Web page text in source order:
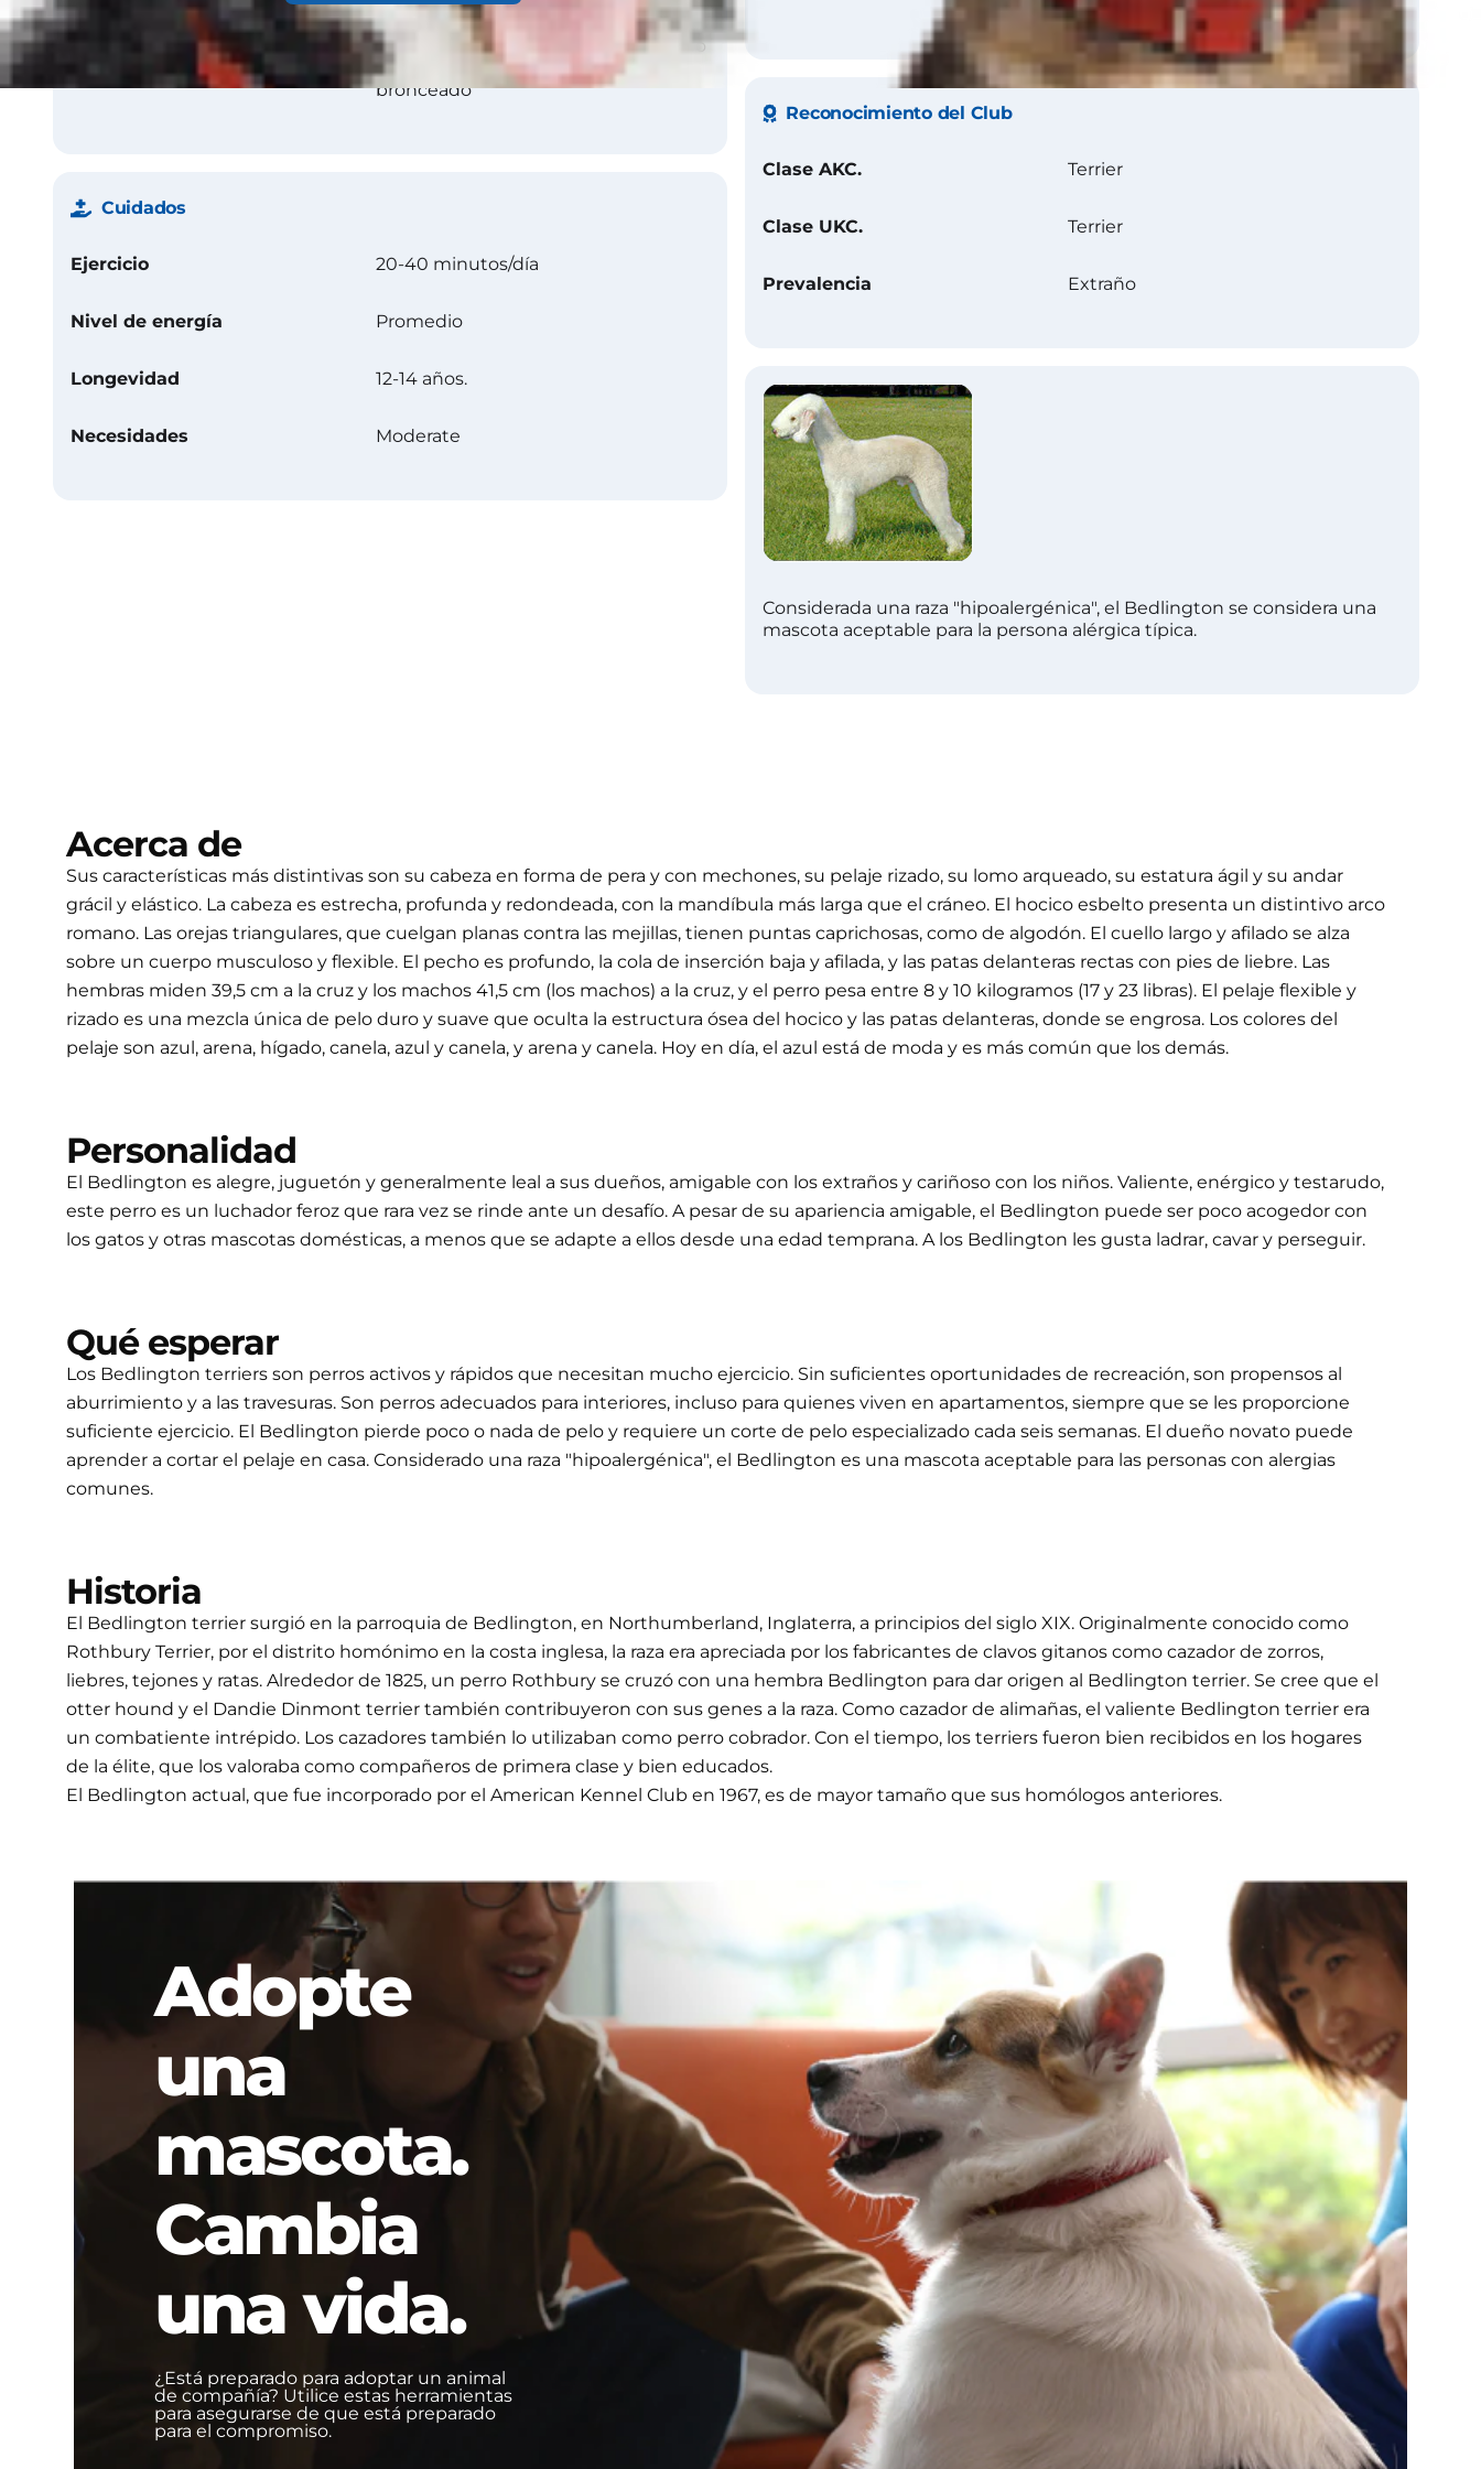
Azul con o sin bronceado, arena con o
sin bronceado, hígado con o sin
bronceado
Cuidados
Ejercicio 20-40 minutos/día
Nivel de energía Promedio
Longevidad 12-14 años.
Necesidades Moderate
Reconocimiento del Club
Clase AKC. Terrier
Clase UKC. Terrier
Prevalencia Extraño
Considerada una raza "hipoalergénica", el Bedlington se considera una
mascota aceptable para la persona alérgica típica.
Acerca de
Sus características más distintivas son su cabeza en forma de pera y con mechones, su pelaje rizado, su lomo arqueado, su estatura ágil y su andar
grácil y elástico. La cabeza es estrecha, profunda y redondeada, con la mandíbula más larga que el cráneo. El hocico esbelto presenta un distintivo arco
romano. Las orejas triangulares, que cuelgan planas contra las mejillas, tienen puntas caprichosas, como de algodón. El cuello largo y afilado se alza
sobre un cuerpo musculoso y flexible. El pecho es profundo, la cola de inserción baja y afilada, y las patas delanteras rectas con pies de liebre. Las
hembras miden 39,5 cm a la cruz y los machos 41,5 cm (los machos) a la cruz, y el perro pesa entre 8 y 10 kilogramos (17 y 23 libras). El pelaje flexible y
rizado es una mezcla única de pelo duro y suave que oculta la estructura ósea del hocico y las patas delanteras, donde se engrosa. Los colores del
pelaje son azul, arena, hígado, canela, azul y canela, y arena y canela. Hoy en día, el azul está de moda y es más común que los demás.
Personalidad
El Bedlington es alegre, juguetón y generalmente leal a sus dueños, amigable con los extraños y cariñoso con los niños. Valiente, enérgico y testarudo,
este perro es un luchador feroz que rara vez se rinde ante un desafío. A pesar de su apariencia amigable, el Bedlington puede ser poco acogedor con
los gatos y otras mascotas domésticas, a menos que se adapte a ellos desde una edad temprana. A los Bedlington les gusta ladrar, cavar y perseguir.
Qué esperar
Los Bedlington terriers son perros activos y rápidos que necesitan mucho ejercicio. Sin suficientes oportunidades de recreación, son propensos al
aburrimiento y a las travesuras. Son perros adecuados para interiores, incluso para quienes viven en apartamentos, siempre que se les proporcione
suficiente ejercicio. El Bedlington pierde poco o nada de pelo y requiere un corte de pelo especializado cada seis semanas. El dueño novato puede
aprender a cortar el pelaje en casa. Considerado una raza "hipoalergénica", el Bedlington es una mascota aceptable para las personas con alergias
comunes.
Historia
El Bedlington terrier surgió en la parroquia de Bedlington, en Northumberland, Inglaterra, a principios del siglo XIX. Originalmente conocido como
Rothbury Terrier, por el distrito homónimo en la costa inglesa, la raza era apreciada por los fabricantes de clavos gitanos como cazador de zorros,
liebres, tejones y ratas. Alrededor de 1825, un perro Rothbury se cruzó con una hembra Bedlington para dar origen al Bedlington terrier. Se cree que el
otter hound y el Dandie Dinmont terrier también contribuyeron con sus genes a la raza. Como cazador de alimañas, el valiente Bedlington terrier era
un combatiente intrépido. Los cazadores también lo utilizaban como perro cobrador. Con el tiempo, los terriers fueron bien recibidos en los hogares
de la élite, que los valoraba como compañeros de primera clase y bien educados.
El Bedlington actual, que fue incorporado por el American Kennel Club en 1967, es de mayor tamaño que sus homólogos anteriores.
Adopte
una
mascota.
Cambia
una vida.
¿Está preparado para adoptar un animal
de compañía? Utilice estas herramientas
para asegurarse de que está preparado
para el compromiso.